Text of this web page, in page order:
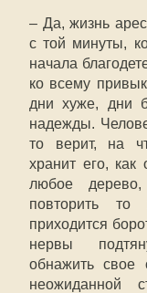
– Да, жизнь
с той минуты,
начала
ко всему
дни хуже, дни
надежды.
то верит, на
хранит его,
любое
повторить то
приходится
нервы
обнажить свое
неожиданной